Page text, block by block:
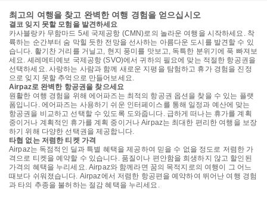
최고의 여행을 찾고 완벽한 여행 경험을 얻으십시오
결코 잊지 못할 모험을 발견하세요
카사블랑카 무함마드 5세 국제공항 (CMN)로의 놀라운 여행을 시작하세요. 착
륙하는 순간부터 숨 막힐 듯한 전망을 선사하는 아름다운 도시를 발견할 수 있
습니다. 활기찬 거리를 거닐고, 현지 풍미를 맛보고, 독특한 분위기에 푹 빠져보
세요. 셰레메티예보 국제공항 (SVO)에서 귀하의 필요에 맞는 적절한 항공권을
선택하세요. 사랑하는 사람과 함께 새로운 지평을 탐험하고 휴가 경험을 진정
으로 잊지 못할 추억으로 만들어보세요.
Airpaz로 완벽한 항공권을 찾으세요
원활한 여행 경험을 위해 에어파즈는 최적의 항공권 옵션을 찾을 수 있는 플랫
폼입니다. 에어파즈는 사용하기 쉬운 인터페이스를 통해 일정과 예산에 맞는
항공권을 비교하고 선택할 수 있도록 도와줍니다. 급하게 떠나는 휴가를 계획
중이거나 계획적인 휴가를 계획 중이거나 Airpaz는 최대한 편리한 여행을 보장
하기 위해 다양한 선택권을 제공합니다.
타협 없는 저렴한 티켓 가격
Airpaz는 독점적인 딜과 특별 혜택을 제공하여 믿을 수 없을 정도로 저렴한 가
격으로 티켓을 예약할 수 있습니다. 품질이나 편안함을 희생하지 않고 할인된
가격의 혜택을 누리세요. Airpaz와 함께라면 꿈의 목적지로의 여행이 그 어느
때보다 쉬워졌습니다. Airpaz에서 저렴한 항공편을 예약하여 뛰어난 여행 경험
과 타의 추종을 불허하는 절감 혜택을 누리세요.